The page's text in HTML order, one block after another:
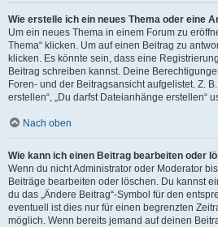
Wie erstelle ich ein neues Thema oder eine
Um ein neues Thema in einem Forum zu
Thema“ klicken. Um auf einen Beitrag zu
klicken. Es könnte sein, dass eine
Beitrag schreiben kannst. Deine
Foren- und der Beitragsansicht aufgelistet. Z.
erstellen“, „Du darfst Dateianhänge erstellen“
Nach oben
Wie kann ich einen Beitrag bearbeiten oder
Wenn du nicht Administrator oder Moderator
Beiträge bearbeiten oder löschen. Du kannst
du das „Ändere Beitrag“-Symbol für den
eventuell ist dies nur für einen begrenzten
möglich. Wenn bereits jemand auf deinen